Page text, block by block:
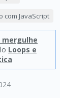
com JavaScript
mergulhe
Loops e